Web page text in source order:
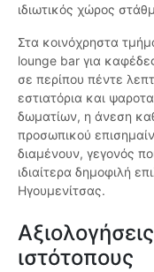
ιδιωτικός χώρος
Στα κοινόχρηστα
lounge bar για
σε περίπου πέντε
εστιατόρια και
δωματίων, η άνεση
προσωπικού
διαμένουν, γεγονός
ιδιαίτερα δημοφιλή
Ηγουμενίτσας.
ιστότοπους